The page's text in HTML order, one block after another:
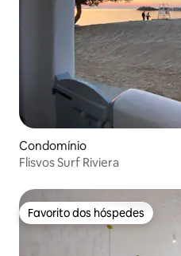
Condomínio
Flisvos Surf Riviera
Favorito dos hóspedes
Favorito dos hóspedes